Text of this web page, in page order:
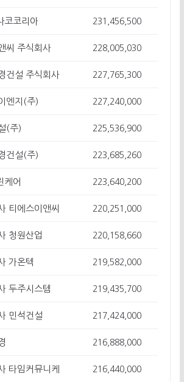
코코리아 231,456,500
씨 주식회사 228,005,030
건설 주식회사 227,765,300
엔지(주) 227,240,000
(주) 225,536,900
건설(주) 223,685,260
케어 223,640,200
티에스이앤씨 220,251,000
청원산업 220,158,660
가온텍 219,582,000
두주시스템 219,435,700
민석건설 217,424,000
216,888,000
타임커뮤니케
216,440,000